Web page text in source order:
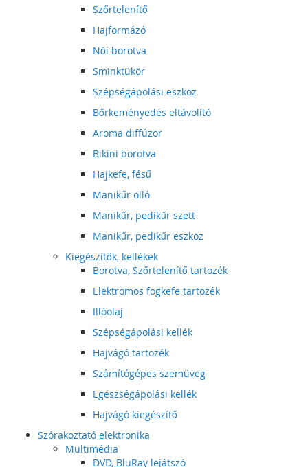
Szőrtelenítő
Hajformázó
Női borotva
Sminktükör
Szépségápolási eszköz
Bőrkeményedés eltávolító
Aroma diffúzor
Bikini borotva
Hajkefe, fésű
Manikűr olló
Manikűr, pedikűr szett
Manikűr, pedikűr eszköz
Kiegészítők, kellékek
Borotva, Szőrtelenítő tartozék
Elektromos fogkefe tartozék
Illóolaj
Szépségápolási kellék
Hajvágó tartozék
Számítógépes szemüveg
Egészségápolási kellék
Hajvágó kiegészítő
Szórakoztató elektronika
Multimédia
DVD, BluRay lejátszó